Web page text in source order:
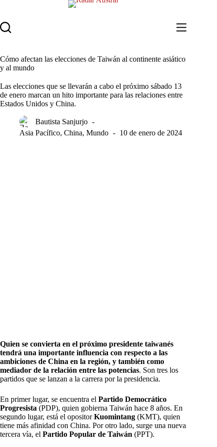
contenido
Cómo afectan las elecciones de Taiwán al continente asiático
y al mundo
Las elecciones que se llevarán a cabo el próximo sábado 13
de enero marcan un hito importante para las relaciones entre
Estados Unidos y China.
Bautista Sanjurjo
Asia Pacífico, China, Mundo 10 de enero de 2024
Quien se convierta en el próximo presidente taiwanés
tendrá una importante influencia con respecto a las
ambiciones de China en la región, y también como
mediador de la relación entre las potencias. Son tres los
partidos que se lanzan a la carrera por la presidencia.
En primer lugar, se encuentra el Partido Democrático
Progresista (PDP), quien gobierna Taiwán hace 8 años. En
segundo lugar, está el opositorKuomintang (KMT), quien
tiene más afinidad con China. Por otro lado, surge una nueva
tercera vía, el Partido Popular de Taiwán (PPT).